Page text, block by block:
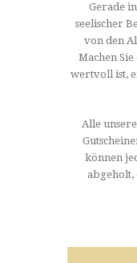
Gerade
seelischer
von den
Machen
wertvoll ist,
Alle
können
abgeholt,